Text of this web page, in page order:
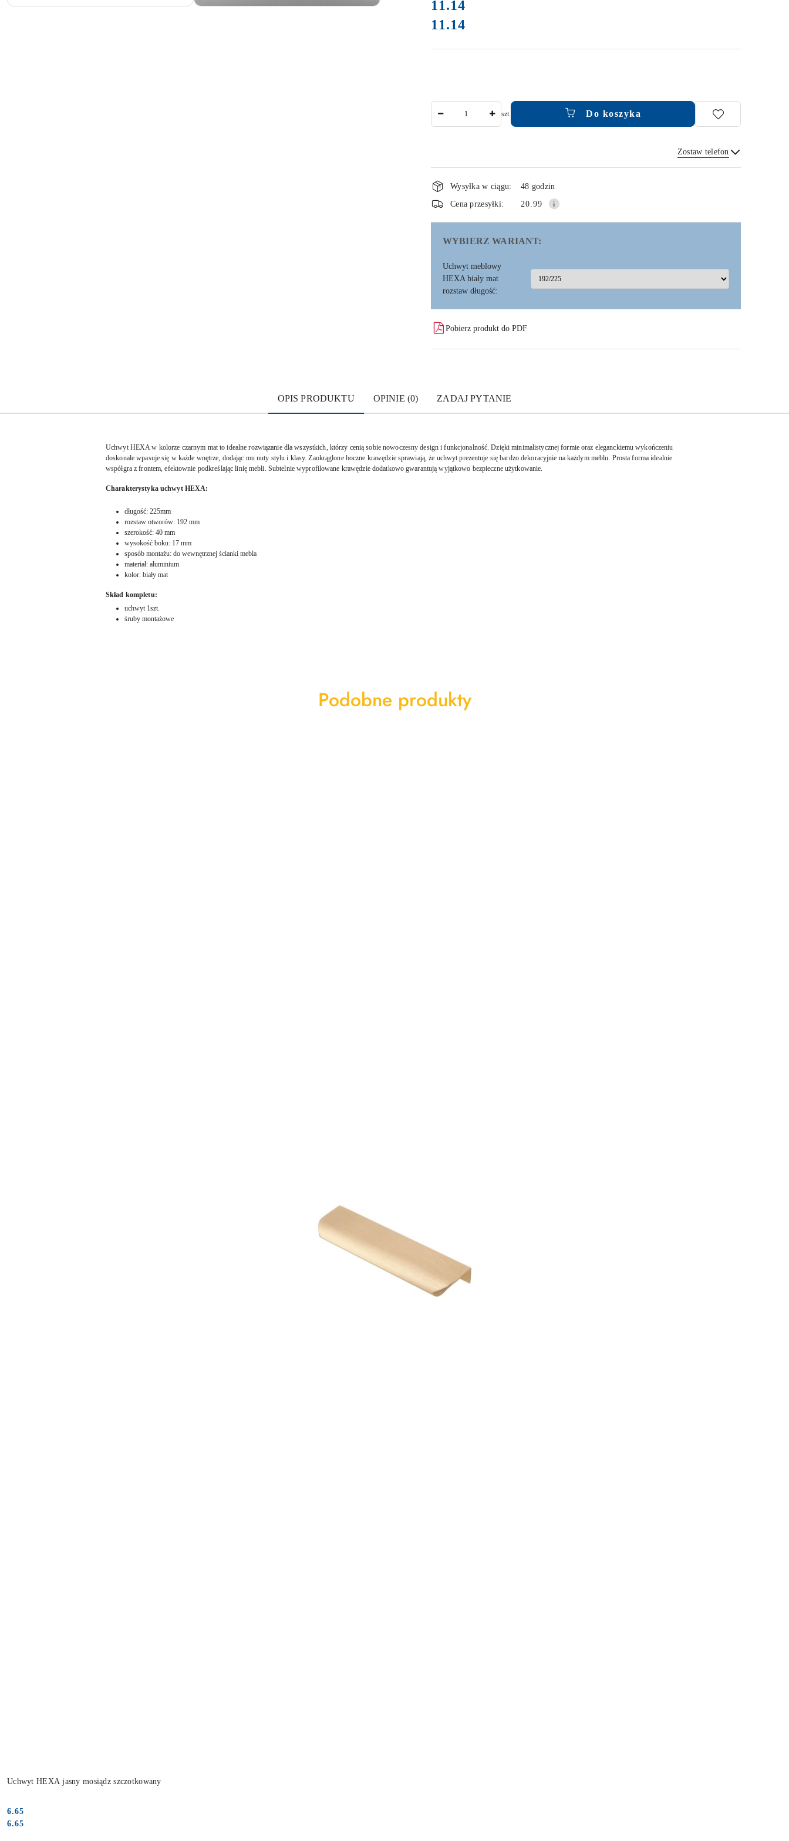
cena:
11.14
Cena:
11.14
szt. Do koszyka
Zostaw telefon
Wyślij
Dostępność
i
dostawa
Wysyłka w ciągu:
48 godzin
Cena przesyłki:
20.99
WYBIERZ WARIANT:
Uchwyt meblowy
HEXA biały mat
rozstaw długość:
Pobierz produkt do PDF
OPIS PRODUKTU OPINIE (0) ZADAJ PYTANIE
Uchwyt HEXA w kolorze czarnym mat to idealne rozwiązanie dla wszystkich, którzy cenią sobie nowoczesny design i funkcjonalność. Dzięki minimalistycznej formie oraz eleganckiemu wykończeniu
doskonale wpasuje się w każde wnętrze, dodając mu nuty stylu i klasy. Zaokrąglone boczne krawędzie sprawiają, że uchwyt prezentuje się bardzo dekoracyjnie na każdym meblu. Prosta forma idealnie
współgra z frontem, efektownie podkreślając linię mebli. Subtelnie wyprofilowane krawędzie dodatkowo gwarantują wyjątkowo bezpieczne użytkowanie.
Charakterystyka uchwyt HEXA:
długość: 225mm
rozstaw otworów: 192 mm
szerokość: 40 mm
wysokość boku: 17 mm
sposób montażu: do wewnętrznej ścianki mebla
materiał: aluminium
kolor: biały mat
Skład kompletu:
uchwyt 1szt.
śruby montażowe
Produkty
Podobne produkty
Uchwyt HEXA jasny mosiądz szczotkowany
Cena:
6.65
Cena:
6.65